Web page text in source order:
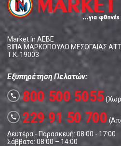
Market In ΑΕΒΕ
ΒΙΠΑ ΜΑΡΚΟΠΟΥΛΟ ΜΕΣΟΓΑΙΑΣ
Τ.Κ. 19003
Εξυπηρέτηση Πελατών:
call 800 500 5055
call 229 91 50 700
Δευτέρα - Παρασκευή: 08:00 - 17:00
Σάββατο: 08:00 – 14:00